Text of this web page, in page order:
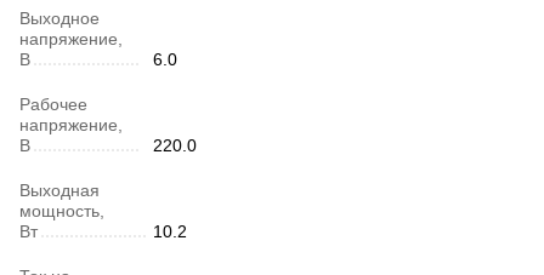
Выходное
напряжение,
В
6.0
Рабочее
напряжение,
В
220.0
Выходная
мощность,
Вт
10.2